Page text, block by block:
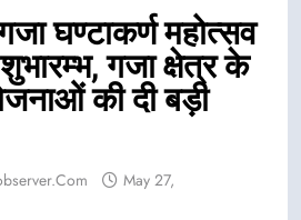
घण्टाकर्ण महोत्सव
गजा क्षेत्र के
की दी बड़ी
May 27,